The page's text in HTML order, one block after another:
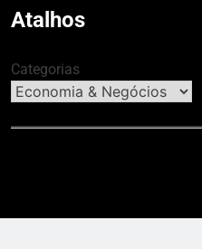
Atalhos
Categorias